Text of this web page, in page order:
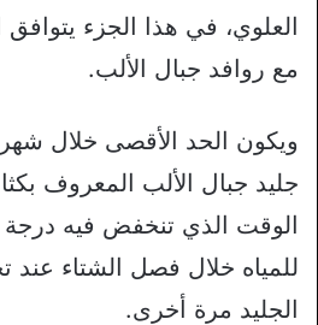
العلوي، في هذا الجزء
مع روافد جبال الألب.
ويكون الحد الأقصى خلال
جليد جبال الألب المعروف
الوقت الذي تنخفض فيه
للمياه خلال فصل الشتاء عند
الجليد مرة أخرى.